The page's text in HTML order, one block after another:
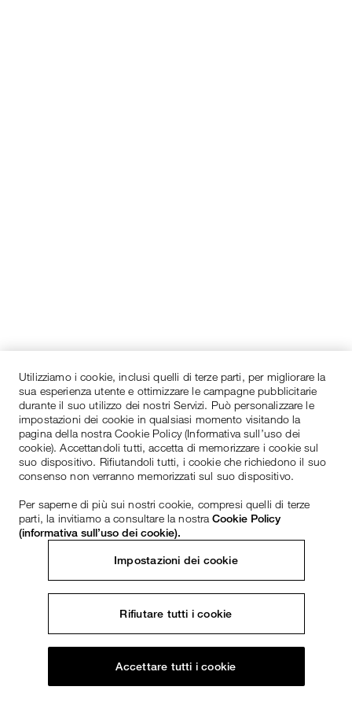
Utilizziamo i cookie, inclusi quelli di terze parti, per migliorare la
sua esperienza utente e ottimizzare le campagne pubblicitarie
durante il suo utilizzo dei nostri Servizi. Può personalizzare le
impostazioni dei cookie in qualsiasi momento visitando la
pagina della nostra Cookie Policy (Informativa sull’uso dei
cookie). Accettandoli tutti, accetta di memorizzare i cookie sul
suo dispositivo. Rifiutandoli tutti, i cookie che richiedono il suo
consenso non verranno memorizzati sul suo dispositivo.
Per saperne di più sui nostri cookie, compresi quelli di terze
parti, la invitiamo a consultare la nostraCookie Policy
(informativa sull’uso dei cookie).
Impostazioni dei cookie
Rifiutare tutti i cookie
Accettare tutti i cookie